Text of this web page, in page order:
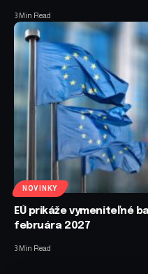
3 Min Read
NOVINKY
EÚ prikáže vymeniteľné
februára 2027
3 Min Read